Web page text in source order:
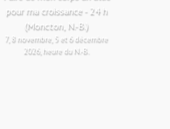
pour ma croissance - 24 h
(Moncton, N.-B.)
7, 8 novembre, 5 et 6 décembre
2026, heure du N.-B.